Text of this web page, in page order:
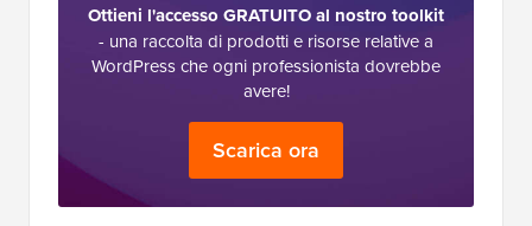
Ottieni l'accesso GRATUITO al nostro toolkit
- una raccolta di prodotti e risorse relative a
WordPress che ogni professionista dovrebbe
avere!
Scarica ora